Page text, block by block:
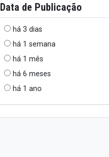
Data de Publicação
há 3 dias
há 1 semana
há 1 mês
há 6 meses
há 1 ano